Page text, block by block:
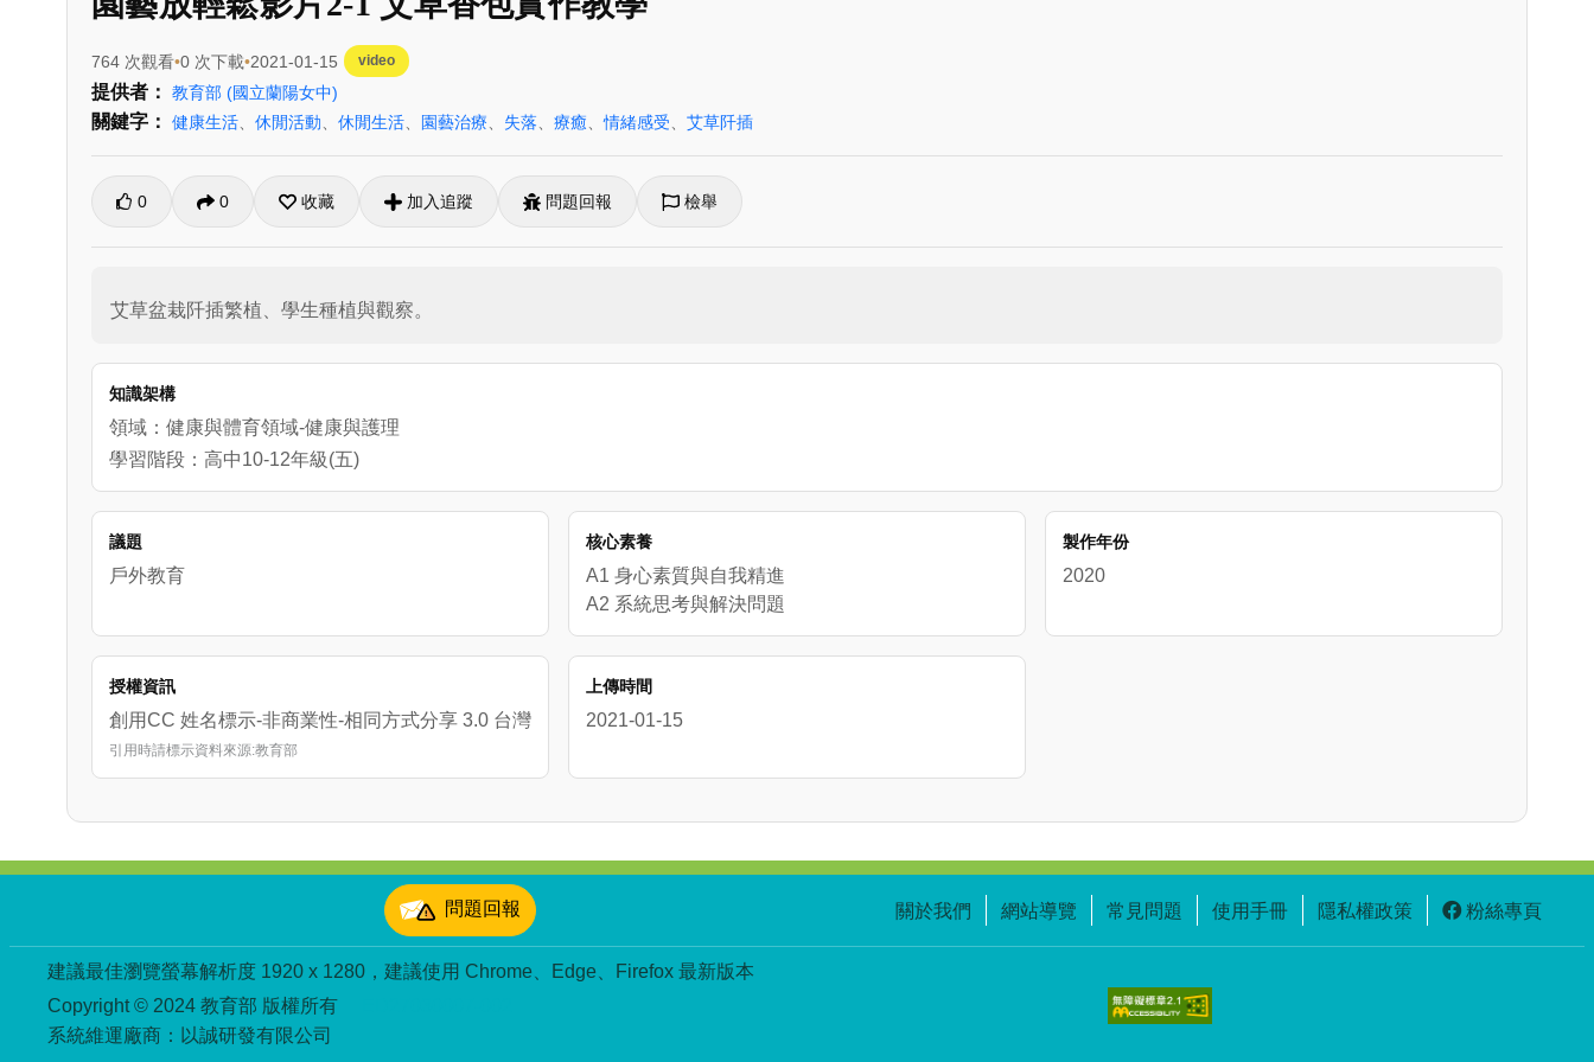
764 次觀看 0 次下載 2021-01-15 video
提供者： 教育部 (國立蘭陽女中)
關鍵字： 健康生活 休閒活動 休閒生活 園藝治療 失落 療癒 、情緒感受 艾草阡插
0 0 收藏 加入追蹤 問題回報 檢舉
艾草盆栽阡插繁植、學生種植與觀察。
知識架構
領域：健康與體育領域-健康與護理
學習階段：高中10-12年級(五)
議題
戶外教育
核心素養
A1 身心素質與自我精進
A2 系統思考與解決問題
製作年份
2020
授權資訊
創用CC 姓名標示-非商業性-相同方式分享 3.0 台灣
引用時請標示資料來源:教育部
上傳時間
2021-01-15
問題回報
關於我們 網站導覽 常見問題 使用手冊 隱私權政策 粉絲專頁
建議最佳瀏覽螢幕解析度 1920 x 1280，建議使用 Chrome、Edge、Firefox 最新版本
Copyright © 2024 教育部 版權所有
系統維運廠商：以誠研發有限公司